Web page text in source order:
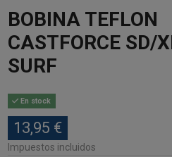
BOBINA TEFLON
CASTFORCE SD/
SURF
En stock
13,95 €
Impuestos incluidos